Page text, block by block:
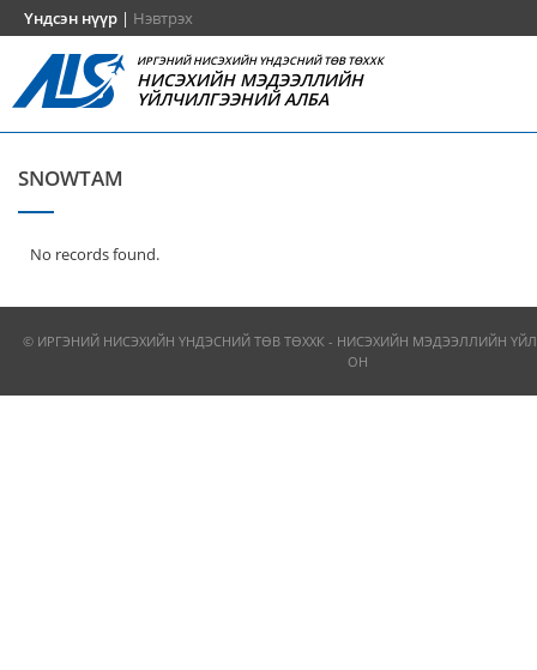
Үндсэн нүүр | Нэвтрэх
ИРГЭНИЙ НИСЭХИЙН ҮНДЭСНИЙ ТӨВ ТӨХХК
НИСЭХИЙН МЭДЭЭЛЛИЙН
ҮЙЛЧИЛГЭЭНИЙ АЛБА
SNOWTAM
No records found.
© ИРГЭНИЙ НИСЭХИЙН ҮНДЭСНИЙ ТӨВ ТӨХХК - НИСЭХИЙН МЭДЭЭЛЛИЙН
ОН